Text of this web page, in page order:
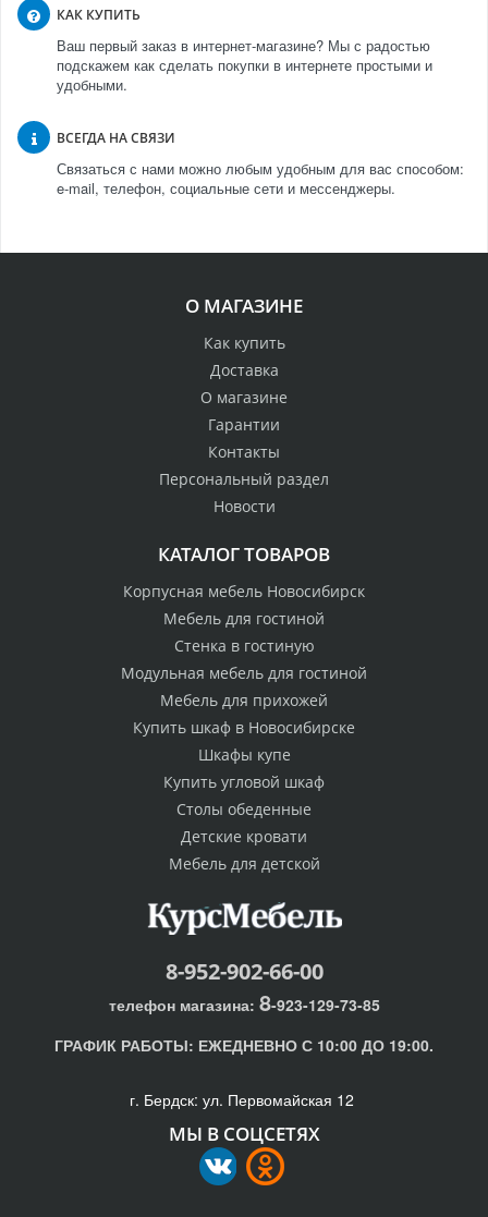
КАК КУПИТЬ
Ваш первый заказ в интернет-магазине? Мы с радостью
подскажем как сделать покупки в интернете простыми и
удобными.
ВСЕГДА НА СВЯЗИ
Связаться с нами можно любым удобным для вас способом:
e-mail, телефон, социальные сети и мессенджеры.
О МАГАЗИНЕ
Как купить
Доставка
О магазине
Гарантии
Контакты
Персональный раздел
Новости
КАТАЛОГ ТОВАРОВ
Корпусная мебель Новосибирск
Мебель для гостиной
Стенка в гостиную
Модульная мебель для гостиной
Мебель для прихожей
Купить шкаф в Новосибирске
Шкафы купе
Купить угловой шкаф
Столы обеденные
Детские кровати
Мебель для детской
8-952-902-66-00
телефон магазина: 8-923-129-73-85
ГРАФИК РАБОТЫ: ЕЖЕДНЕВНО С 10:00 ДО 19:00.
г. Бердск: ул. Первомайская 12
МЫ В СОЦСЕТЯХ